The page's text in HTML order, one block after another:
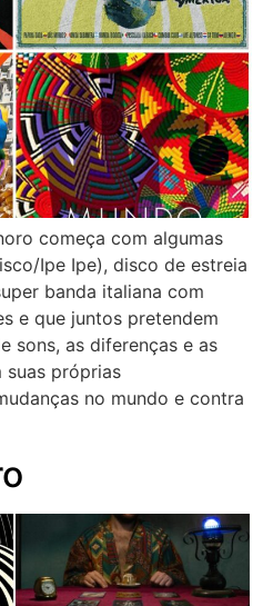
começa com algumas
Ipe Ipe), disco de estreia
banda italiana com
e que juntos pretendem
sons, as diferenças e as
suas próprias
no mundo e contra